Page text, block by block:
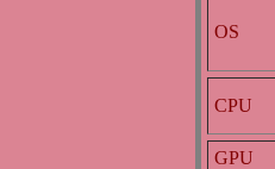
OS
CPU
GPU